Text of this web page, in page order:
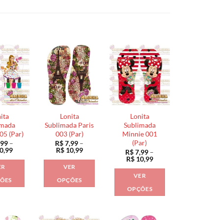
(Par)
–
Faixa
tem
Lonita
Sublimada Paris
003 (Par)
R$7,99 –
R$10,99Faixa
VER
OPÇÕES
tem
Lonita
Sublimada
Minnie 001
(Par)
R$7,99 –
R$10,99Faixa
VER
OPÇÕES